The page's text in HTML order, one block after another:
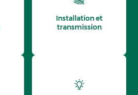
Installation et
transmission